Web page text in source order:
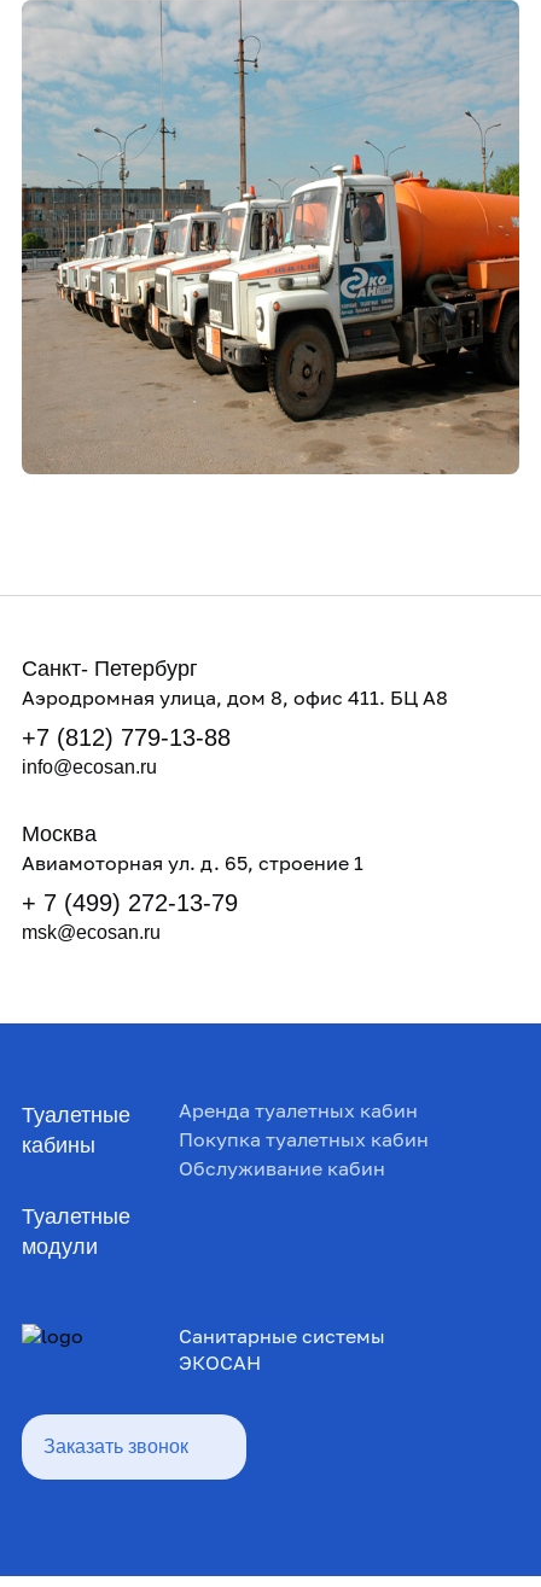
Санкт- Петербург
Аэродромная улица, дом 8, офис 411. БЦ А8
+7 (812) 779-13-88
info@ecosan.ru
Москва
Авиамоторная ул. д. 65, строение 1
+ 7 (499) 272-13-79
msk@ecosan.ru
Санитарные системы
ЭКОСАН
Заказать звонок
Туалетные
кабины
Аренда туалетных кабин
Покупка туалетных кабин
Обслуживание кабин
Туалетные
модули